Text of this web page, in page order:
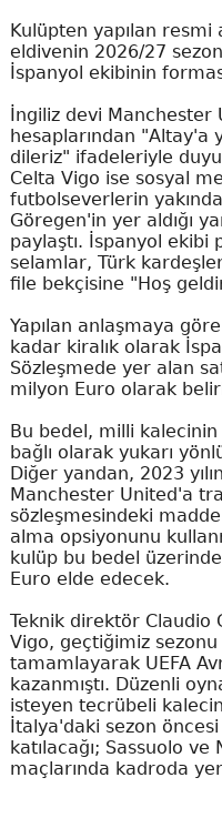
Kulüpten yapılan resmi
eldivenin 2026/27
İspanyol ekibinin
İngiliz devi Manchester
hesaplarından "Altay'a
dileriz" ifadeleriyle
Celta Vigo ise sosyal
futbolseverlerin
Göregen'in yer aldığı
paylaştı. İspanyol ekibi
selamlar, Türk
file bekçisine "Hoş
Yapılan anlaşmaya
kadar kiralık olarak
Sözleşmede yer alan
milyon Euro olarak
Bu bedel, milli kalecinin
bağlı olarak yukarı
Diğer yandan, 2023
Manchester United'a
sözleşmesindeki
alma opsiyonunu
kulüp bu bedel
Euro elde edecek.
Teknik direktör Claudio
Vigo, geçtiğimiz sezonu
tamamlayarak UEFA
kazanmıştı. Düzenli
isteyen tecrübeli
İtalya'daki sezon öncesi
katılacağı; Sassuolo ve
maçlarında kadroda